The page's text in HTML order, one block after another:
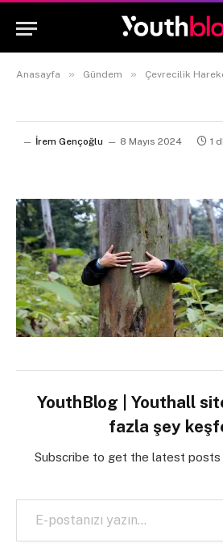
Anasayfa » Gündem » Çevrecilik
İrem Gençoğlu 8 Mayıs 2024 1
YouthBlog | Youthall
fazla şey
Subscribe to get the latest posts
E-postanızı yazın…